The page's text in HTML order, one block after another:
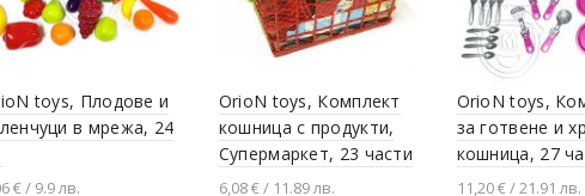
toys, Плодове и
в мрежа, 24
€ / 9.9 лв.
OrioN toys, Комплект
кошница с продукти,
Супермаркет, 23 части
6,08 € / 11.89 лв.
OrioN toys,
за готвене и
кошница, 27
11,20 € / 21.91 лв.